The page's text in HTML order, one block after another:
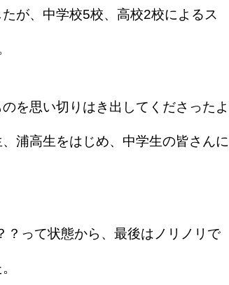
が、中学校5校、高校2校によるス
を思い切りはき出してくださったよ
浦高生をはじめ、中学生の皆さんに
って状態から、最後はノリノリで